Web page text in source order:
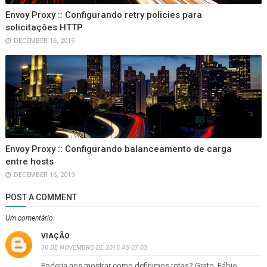
Envoy Proxy :: Configurando retry policies para
solicitações HTTP
DECEMBER 16, 2019
Envoy Proxy :: Configurando balanceamento de carga
entre hosts
DECEMBER 16, 2019
POST A COMMENT
Um comentário:
VIAÇÃO
30 DE NOVEMBRO DE 2015 ÀS 07:03